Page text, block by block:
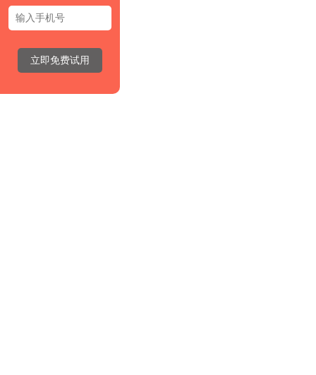
立即免费试用